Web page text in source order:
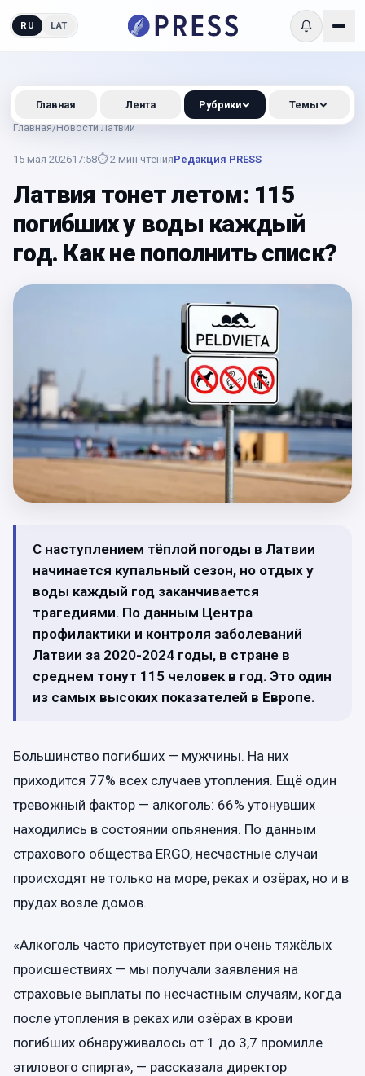
RU LAT
Главная/Новости Латвии
15 мая 202617:58⏱ 2 мин чтенияРедакция PRESS
Латвия тонет летом: 115
погибших у воды каждый
год. Как не пополнить списк?
С наступлением тёплой погоды в Латвии
начинается купальный сезон, но отдых у
воды каждый год заканчивается
трагедиями. По данным Центра
профилактики и контроля заболеваний
Латвии за 2020-2024 годы, в стране в
среднем тонут 115 человек в год. Это один
из самых высоких показателей в Европе.
Большинство погибших — мужчины. На них
приходится 77% всех случаев утопления. Ещё один
тревожный фактор — алкоголь: 66% утонувших
находились в состоянии опьянения. По данным
страхового общества ERGO, несчастные случаи
происходят не только на море, реках и озёрах, но и в
прудах возле домов.
«Алкоголь часто присутствует при очень тяжёлых
происшествиях — мы получали заявления на
страховые выплаты по несчастным случаям, когда
после утопления в реках или озёрах в крови
погибших обнаруживалось от 1 до 3,7 промилле
этилового спирта», — рассказала директор
Главная Лента Рубрики Темы